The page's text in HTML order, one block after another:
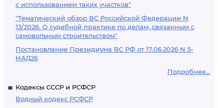
с использованием таких участков"
"Тематический обзор ВС Российской Федерации N
13/2026. О судебной практике по делам, связанным с
самовольным строительством"
Постановление Президиума ВС РФ от 17.06.2026 N 5-
НАД26
Подробнее...
Кодексы СССР и РСФСР
Водный кодекс РСФСР